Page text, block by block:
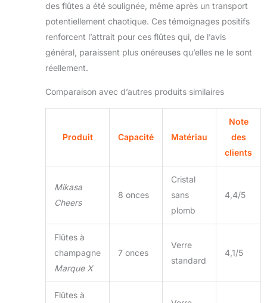
des flûtes a été soulignée, même après un transport
potentiellement chaotique. Ces témoignages positifs
renforcent l’attrait pour ces flûtes qui, de l’avis
général, paraissent plus onéreuses qu’elles ne le sont
réellement.
Comparaison avec d’autres produits similaires
Produit Capacité Matériau
Note
des
clients
Mikasa
Cheers
8 onces
Cristal
sans
plomb
4,4/5
Flûtes à
champagne
Marque X
7 onces
Verre
standard
4,1/5
Flûtes à